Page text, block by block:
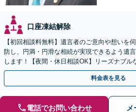
口座凍結解除
【初回相談料無料】遺言者のご意向や想いを
防し、円満・円滑な相続が実現できるよう遺
します！【夜間・休日相談OK】リーズナブル
ピーディーにまごころを持って対応させて頂
料金表を見る
電話でお問い合わせ